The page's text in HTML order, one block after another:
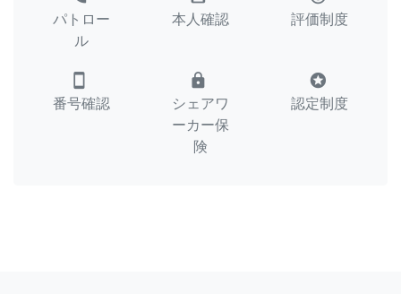
パトロー
ル
本人確認 評価制度
smartphone
番号確認
lock
シェアワ
ーカー保
険
stars
認定制度